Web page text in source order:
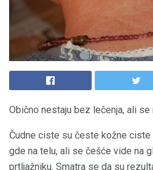
Obično nestaju bez lečenja, ali
Čudne ciste su česte kožne
gde na telu, ali se češće vide na
prtljažniku. Smatra se da su